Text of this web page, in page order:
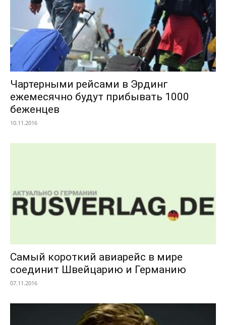
Чартерными рейсами в Эрдинг
ежемесячно будут прибывать 1000
беженцев
10.11.2016
Самый короткий авиарейс в мире
соединит Швейцарию и Германию
07.11.2016